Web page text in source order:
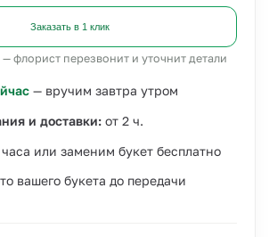
Заказать в 1 клик
флорист перезвонит и уточнит детали
— вручим завтра утром
и доставки: от 2 ч.
или заменим букет бесплатно
вашего букета до передачи